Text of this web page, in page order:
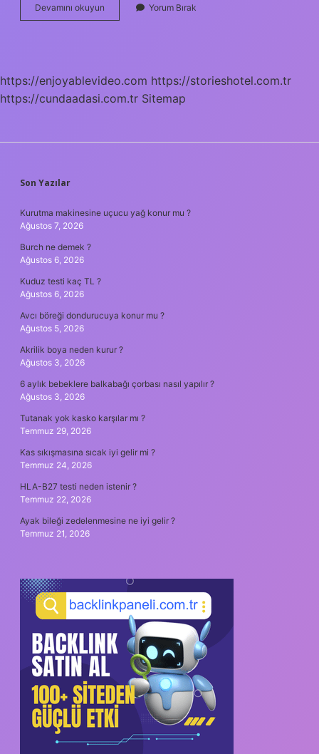
Devamını okuyun Çanakkale
Nüfusu
Yorum Bırak
https://enjoyablevideo.com https://storieshotel.com.tr
https://cundaadasi.com.tr Sitemap
SIDEBAR
Son Yazılar
Kurutma makinesine uçucu yağ konur mu ?
Ağustos 7, 2026
Burch ne demek ?
Ağustos 6, 2026
Kuduz testi kaç TL ?
Ağustos 6, 2026
Avcı böreği dondurucuya konur mu ?
Ağustos 5, 2026
Akrilik boya neden kurur ?
Ağustos 3, 2026
6 aylık bebeklere balkabağı çorbası nasıl yapılır ?
Ağustos 3, 2026
Tutanak yok kasko karşılar mı ?
Temmuz 29, 2026
Kas sıkışmasına sıcak iyi gelir mi ?
Temmuz 24, 2026
HLA-B27 testi neden istenir ?
Temmuz 22, 2026
Ayak bileği zedelenmesine ne iyi gelir ?
Temmuz 21, 2026